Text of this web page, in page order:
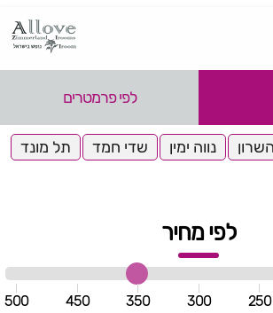
לפי פרמטרים
נווה ימין שדי חמד
תל מונד
לפי מחיר
250
300
350
450
500